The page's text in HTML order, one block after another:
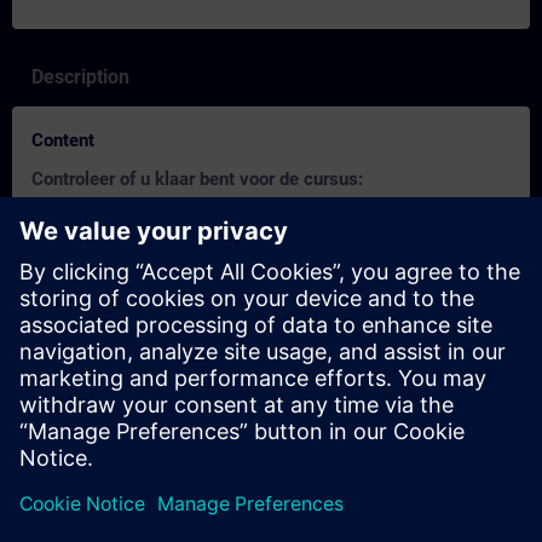
Description
Content
Controleer of u klaar bent voor de cursus:
Deze test helpt u om erachter te komen of u over de vereiste
basiskennis beschikt.
De test heeft20 vragen.
Er is
geen tijdslimiet
Als umeer dan 70% correctantwoordt, bent u klaar om
aan de cursus deel te nemen.
Als uminder dan 70%scoort, raden wij u aan de cursus
SIMATIC S7 Servicetraining 2 (ST-SERV2) te volgen om
uw basis op te bouwen.